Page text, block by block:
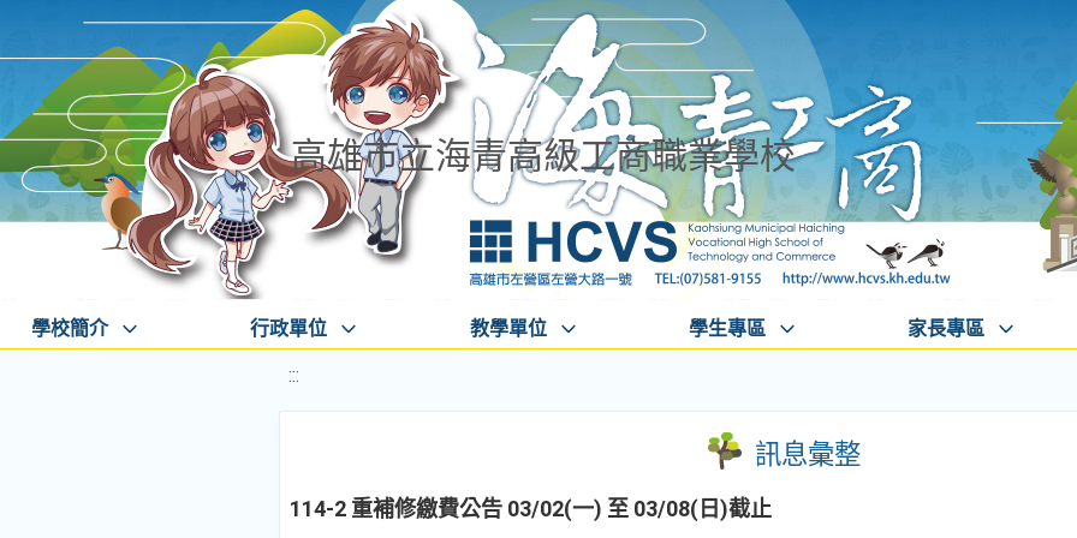
高雄市立海青高級工商職業學校
學校簡介 行政單位 教學單位 學生專區 家長專區
:::
訊息彙整
114-2 重補修繳費公告 03/02(一) 至 03/08(日)截止